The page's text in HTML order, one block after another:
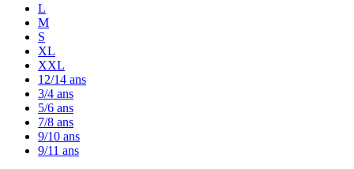
L
M
S
XL
XXL
12/14 ans
3/4 ans
5/6 ans
7/8 ans
9/10 ans
9/11 ans